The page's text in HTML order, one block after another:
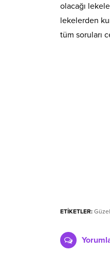
olacağı
lekelerden
tüm soruları
ETİKETLER: